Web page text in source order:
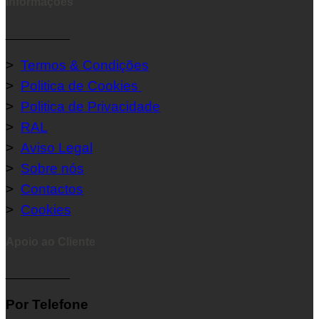
> Termos & Condições
> Politica de Cookies
> Politica de Privacidade
> RAL
> Aviso Legal
> Sobre nós
> Contactos
> Cookies
Por Telefone